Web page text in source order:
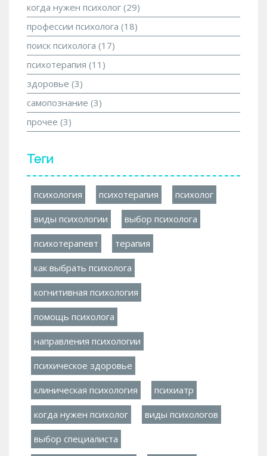
когда нужен психолог (29)
профессии психолога (18)
поиск психолога (17)
психотерапия (11)
здоровье (3)
самопознание (3)
прочее (3)
Теги
психология психотерапия психолог
виды психологии выбор психолога
психотерапевт терапия
как выбрать психолога
когнитивная психология
помощь психолога
направления психологии
психическое здоровье
клиническая психология психиатр
когда нужен психолог виды психологов
выбор специалиста